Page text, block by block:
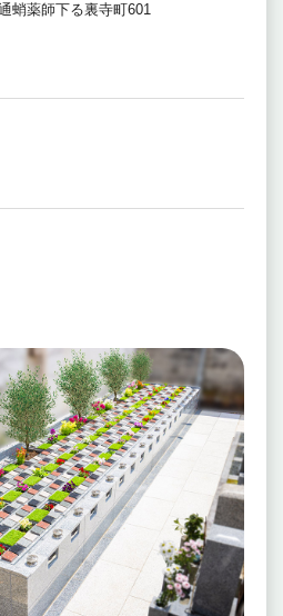
蛸薬師下る裏寺町601